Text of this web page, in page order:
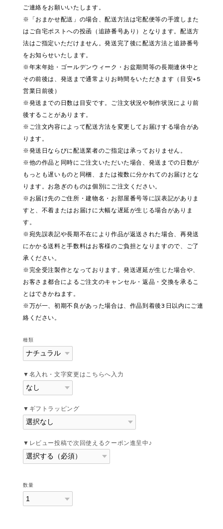
ご連絡をお願いいたします。
※「おまかせ配送」の場合、配送方法は宅配便等の手渡しまた
はご自宅ポストへの投函（追跡番号あり）となります。配送方
法はご指定いただけません。発送完了後に配送方法と追跡番号
をお知らせいたします。
※年末年始・ゴールデンウィーク・お盆期間等の長期連休中と
その前後は、発送まで通常よりお時間をいただきます（目安+5
営業日前後）
※発送までの日数は目安です。ご注文状況や制作状況により前
後することがあります。
※ご注文内容によって配送方法を変更してお届けする場合があ
ります。
※発送日ならびに配送業者のご指定は承っておりません。
※他の作品と同時にご注文いただいた場合、発送までの日数が
もっとも遅いものと同梱、または複数に分かれてのお届けとな
ります。お急ぎのものは個別にご注文ください。
※お届け先のご住所・建物名・お部屋番号等に誤表記がありま
すと、不着またはお届けに大幅な遅延が生じる場合がありま
す。
※宛先誤表記や長期不在により作品が返送された場合、再発送
にかかる送料と手数料はお客様のご負担となりますので、ご了
承ください。
※完全受注製作となっております。発送遅延が生じた場合や、
お客さま都合によるご注文のキャンセル・返品・交換を承るこ
とはできかねます。
※万が一、初期不良があった場合は、作品到着後3日以内にご連
絡ください。
種類
▼名入れ・文字変更はこちらへ入力
▼ギフトラッピング
▼レビュー投稿で次回使えるクーポン進呈中♪
数量